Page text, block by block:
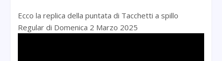
Ecco la replica della puntata di Tacchetti a spillo
Regular di Domenica 2 Marzo 2025